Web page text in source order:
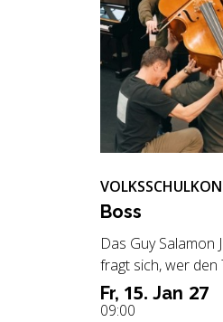
Fr, 15. Jan 27
09:00
Boss
Das Guy Salamon
fragt sich, wer den